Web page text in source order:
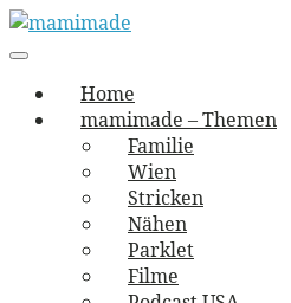
Skip
to
mamimade
vernäht und zugetextet
navigation
Menu
Home
mamimade – Themen
Familie
Wien
Stricken
Nähen
Parklet
Filme